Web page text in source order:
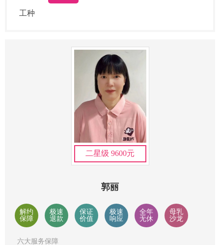
工种
二星级 9600元
郭丽
解约
保障
极速
退款
保证
价值
极速
响应
全年
无休
母乳
沙龙
六大服务保障